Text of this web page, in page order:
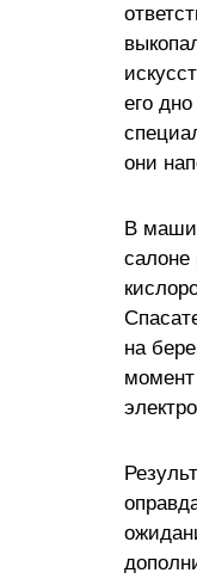
его
они
В
на